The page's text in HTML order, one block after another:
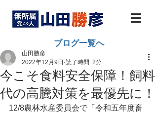
ブログ一覧へ
今こそ食料安全保障！飼料
代の高騰対策を最優先に！
山田勝彦
2022年12月9日 読了時間: 2分
12/8農林水産委員会で「令和五年度畜